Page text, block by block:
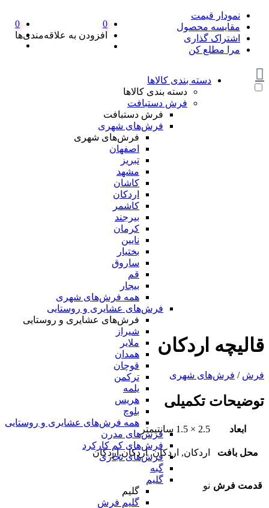
نمودار قیمت
مقایسه محصول
اشتراک گذاری
مرا مطلع کن
0
افزودن به علاقه‌مندی‌ها
0
دسته بندی کالاها
دسته بندی کالاها
فرش دستبافت
فرش دستبافت
فرش‌های شهری
فرش‌های شهری
اصفهان
تبریز
مشهد
کاشان
اردکان
کاشمر
بیرجند
کرمان
نایین
بختیار
ساروق
قم
بیجار
همه فرش‌های شهری
فرش‌های عشایری و روستایی
فرش‌های عشایری و روستایی
شیراز
ملایر
همدان
قوچان
ترکمن
یلمه
هریس
بلوچ
همه فرش‌های عشایری و روستایی
فرش‌های مدرن
فرش‌های کم کارکرد
فرش‌های تجاری
گبه
گلیم
گلیم
گلیم فرش
قالیچه اردکان
فرش / فرش‌های شهری
توضیحات تکمیلی
ابعاد 2.5 × 1.5 سانتیمتر
محل بافت اردکان, اردکان, اردکان,اردکان
قدمت فرش نو